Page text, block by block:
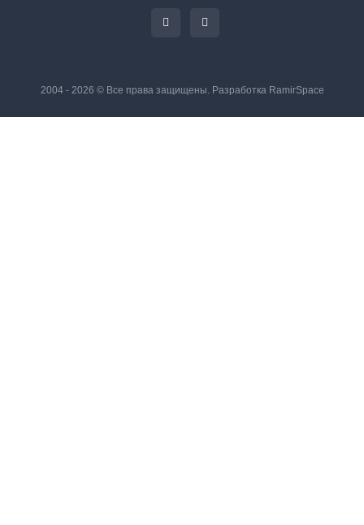
2004 - 2026 © Все права защищены. Разработка RamirSpace